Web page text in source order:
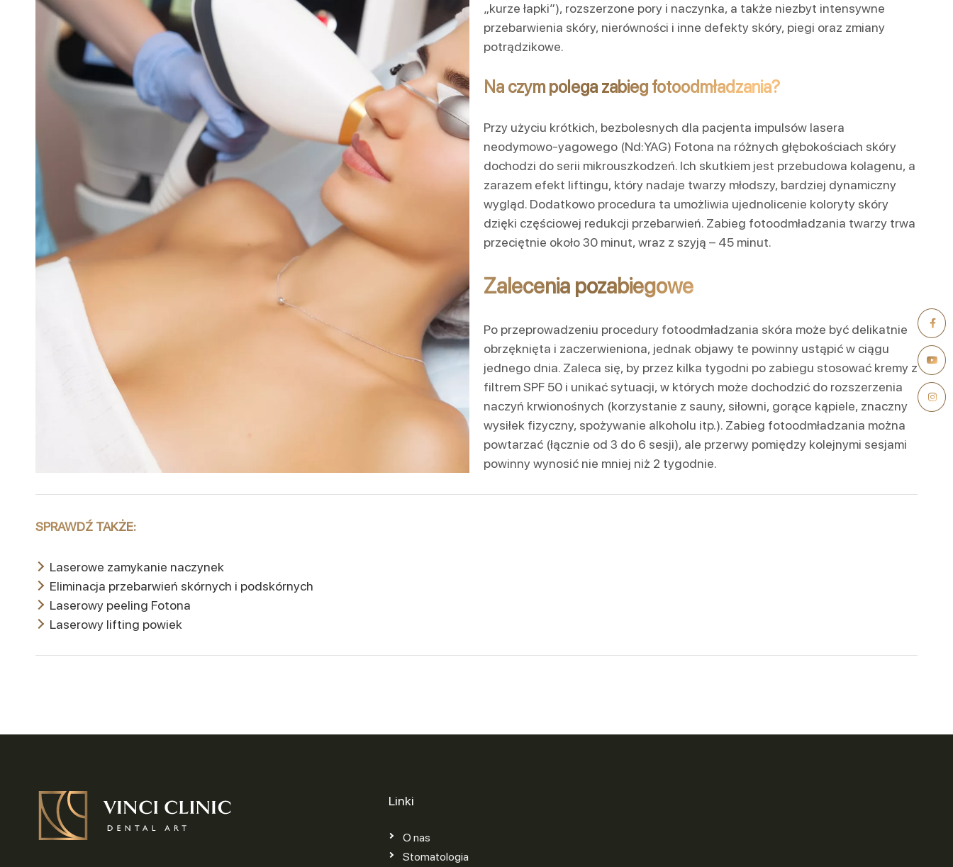
„kurze łapki”), rozszerzone pory i naczynka, a także niezbyt intensywne
przebarwienia skóry, nierówności i inne defekty skóry, piegi oraz zmiany
potrądzikowe.
Na czym polega zabieg fotoodmładzania?
Przy użyciu krótkich, bezbolesnych dla pacjenta impulsów lasera
neodymowo-yagowego (Nd:YAG) Fotona na różnych głębokościach skóry
dochodzi do serii mikrouszkodzeń. Ich skutkiem jest przebudowa kolagenu, a
zarazem efekt liftingu, który nadaje twarzy młodszy, bardziej dynamiczny
wygląd. Dodatkowo procedura ta umożliwia ujednolicenie koloryty skóry
dzięki częściowej redukcji przebarwień. Zabieg fotoodmładzania twarzy trwa
przeciętnie około 30 minut, wraz z szyją – 45 minut.
Zalecenia pozabiegowe
Po przeprowadzeniu procedury fotoodmładzania skóra może być delikatnie
obrzęknięta i zaczerwieniona, jednak objawy te powinny ustąpić w ciągu
jednego dnia. Zaleca się, by przez kilka tygodni po zabiegu stosować kremy z
filtrem SPF 50 i unikać sytuacji, w których może dochodzić do rozszerzenia
naczyń krwionośnych (korzystanie z sauny, siłowni, gorące kąpiele, znaczny
wysiłek fizyczny, spożywanie alkoholu itp.). Zabieg fotoodmładzania można
powtarzać (łącznie od 3 do 6 sesji), ale przerwy pomiędzy kolejnymi sesjami
powinny wynosić nie mniej niż 2 tygodnie.
SPRAWDŹ TAKŻE:
Laserowe zamykanie naczynek
Eliminacja przebarwień skórnych i podskórnych
Laserowy peeling Fotona
Laserowy lifting powiek
Linki
O nas
Stomatologia